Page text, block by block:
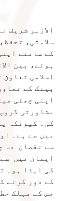
الازہر شریف
سلامتی،
کے سامنے
ہوئے، بین
اسلامی
بینک کے
اپنی چھٹی
مشاورتی
کی۔ کیونکہ
میں سے ہے۔
سے نقصان دہ
ایمان میں
کی ایذا ہو۔
کے دور کرنے
جس کے مہلک